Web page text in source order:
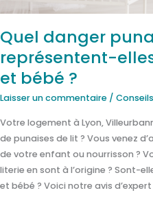
Quel danger
représentent-
et bébé ?
Laisser un commentaire / Conseils
Votre logement à Lyon,
de punaises de lit ? Vous venez
de votre enfant ou nourrisson ?
literie en sont à l’origine ? Sont-
et bébé ? Voici notre avis
enfants
bébé
?